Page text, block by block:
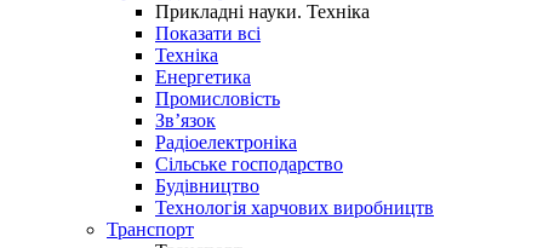
Прикладні науки. Техніка
Показати всі
Техніка
Енергетика
Промисловість
Зв’язок
Радіоелектроніка
Сільське господарство
Будівництво
Технологія харчових виробництв
Транспорт